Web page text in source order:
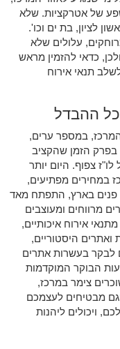
של אטרקציות. שלא
לציון, בת ים וכו'.
עלולים שלא
כדאי להזמין מראש
תנאי אירוח
ההבדל
במספר ערים,
הזמן שהקציב
צפוף. היום יותר
במחירים מפתיעים,
פנים בארץ, התפתח מאד
מרווחים ומעוצבים
אירוח איכותיים,
ואתרים היסטוריים,
לבקר בעשרות אתרים
הבוקר המוקדמות
צימר במרכז,
מבטיחים לעצמכם
ויכולים ליהנות